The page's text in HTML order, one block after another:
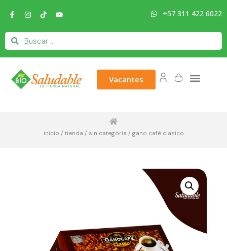
+57 311 422 6022
Vacantes
inicio / tienda / sin categoría / gano café clasico